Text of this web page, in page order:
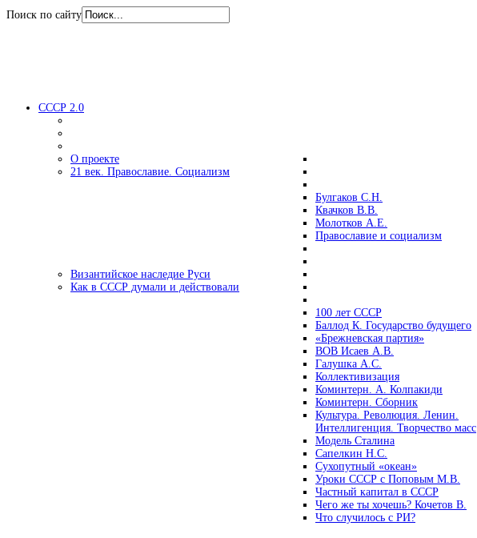
Поиск по сайту
СССР 2.0
О проекте
21 век. Православие. Социализм
Булгаков С.Н.
Квачков В.В.
Молотков А.Е.
Православие и социализм
Византийское наследие Руси
Как в СССР думали и действовали
100 лет СССР
Баллод К. Государство будущего
«Брежневская партия»
ВОВ Исаев А.В.
Галушка А.С.
Коллективизация
Коминтерн. А. Колпакиди
Коминтерн. Сборник
Культура. Революция. Ленин.
Интеллигенция. Творчество масс
Модель Сталина
Сапелкин Н.С.
Сухопутный «океан»
Уроки СССР с Поповым М.В.
Частный капитал в СССР
Чего же ты хочешь? Кочетов В.
Что случилось с РИ?